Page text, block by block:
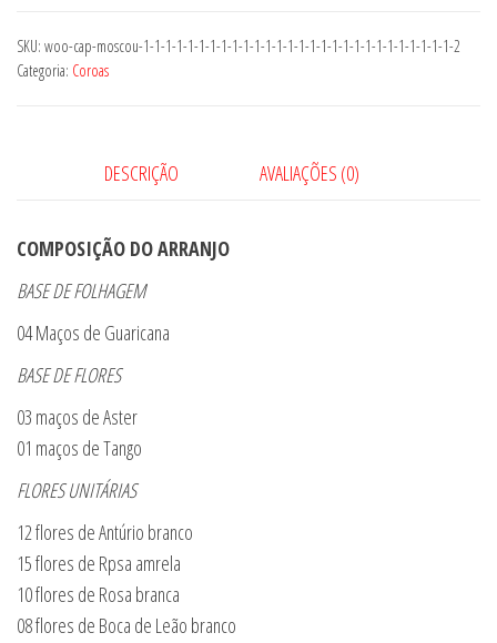
York
quantidade
SKU: woo-cap-moscou-1-1-1-1-1-1-1-1-1-1-1-1-1-1-1-1-1-1-1-1-1-1-1-1-1-1-1-1-2
Categoria: Coroas
DESCRIÇÃO AVALIAÇÕES (0)
COMPOSIÇÃO DO ARRANJO
BASE DE FOLHAGEM
04 Maços de Guaricana
BASE DE FLORES
03 maços de Aster
01 maços de Tango
FLORES UNITÁRIAS
12 flores de Antúrio branco
15 flores de Rpsa amrela
10 flores de Rosa branca
08 flores de Boca de Leão branco